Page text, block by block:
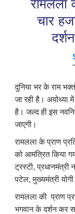
रामलला
चार
दुनिया भर के राम
जा रही है। अयोध्या
है। जल्द ही इस
जाएगी।
रामलला के प्राण
को आमंत्रित किया
ट्रस्टी,प्रधानमंत्री
पटेल,मुख्यमंत्री
रामलला की प्राण
भगवान के दर्शन कर